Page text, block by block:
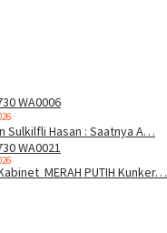
Sulkilfli Hasan : Saatnya A…
MERAH PUTIH Kunker…